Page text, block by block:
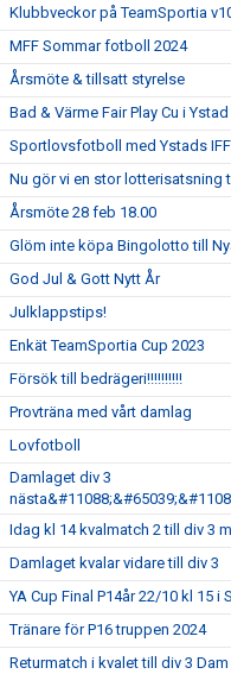
Klubbveckor på TeamSportia
MFF Sommar fotboll 2024
Årsmöte & tillsatt styrelse
Bad & Värme Fair Play Cu i Ystad
Sportlovsfotboll med Ystads
Nu gör vi en stor lotterisatsning
Årsmöte 28 feb 18.00
Glöm inte köpa Bingolotto till
God Jul & Gott Nytt År
Julklappstips!
Enkät TeamSportia Cup 2023
Försök till bedrägeri!!!!!!!!!!
Provträna med vårt damlag
Lovfotboll
Damlaget div 3
Idag kl 14 kvalmatch 2 till div 3
Damlaget kvalar vidare till div 3
YA Cup Final P14år 22/10 kl 15 i
Tränare för P16 truppen 2024
Returmatch i kvalet till div 3 Dam